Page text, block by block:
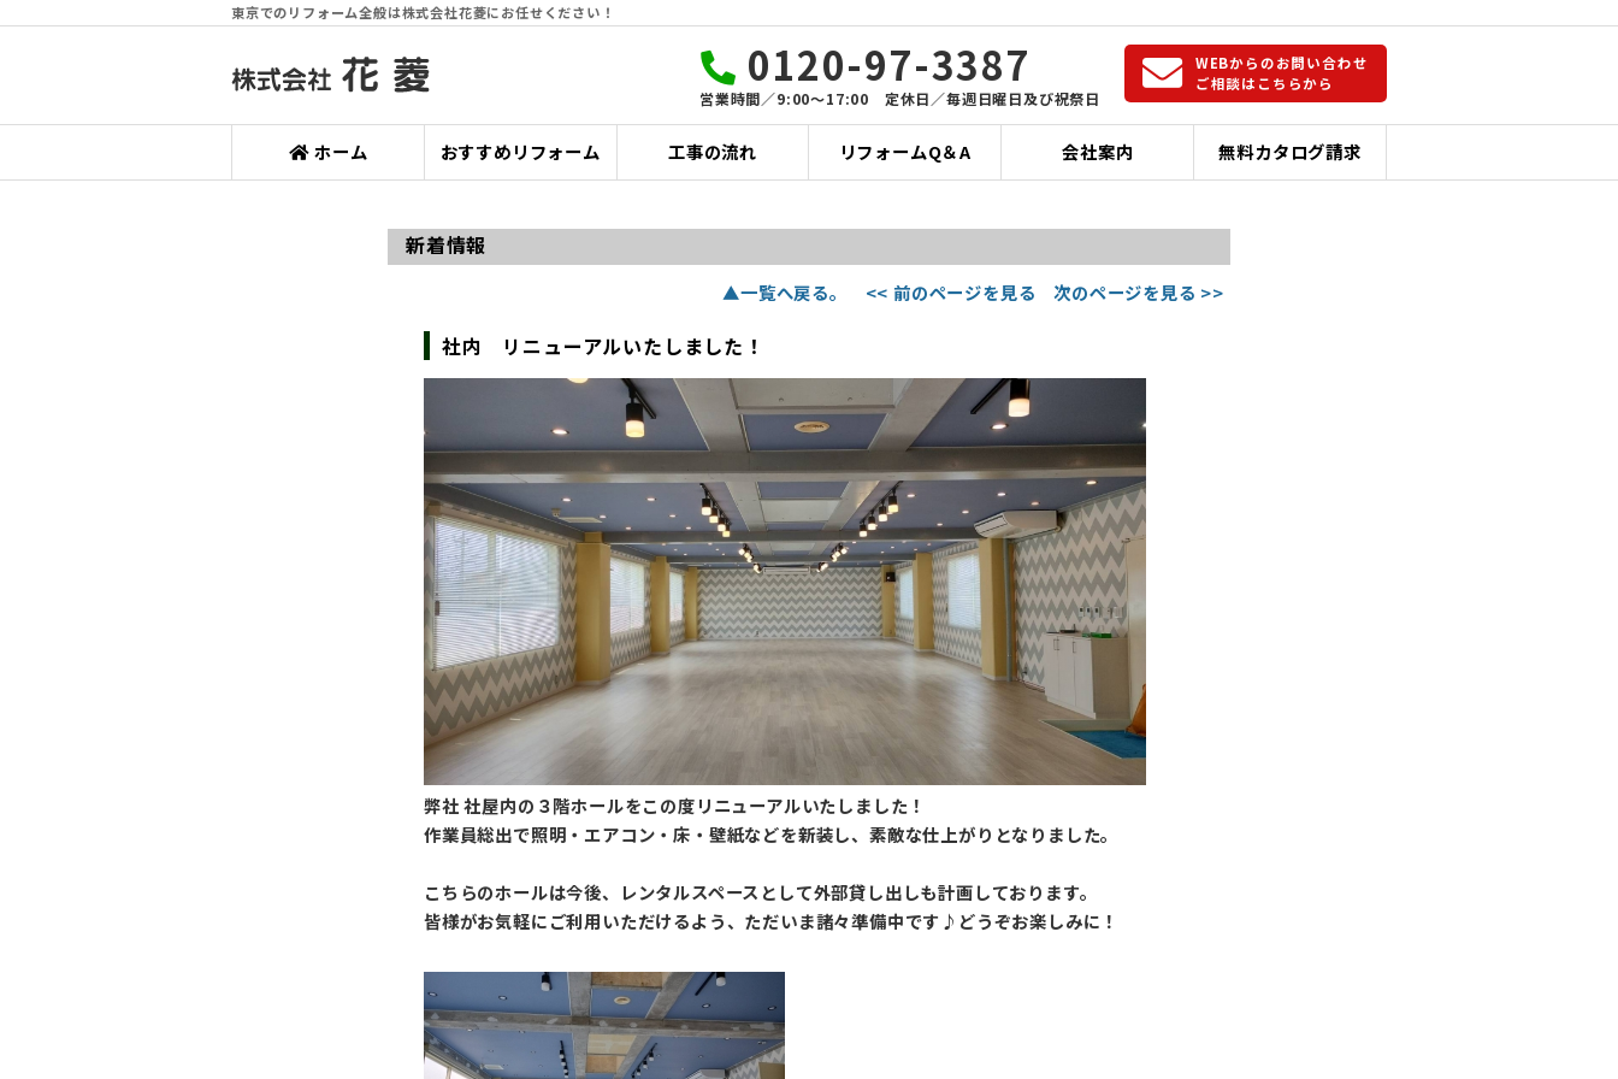
東京でのリフォーム全般は株式会社花菱にお任せください！
0120-97-3387
営業時間／9:00〜17:00 定休日／毎週日曜日及び祝祭日
WEBからのお問い合わせ
ご相談はこちらから
ホーム おすすめリフォーム 工事の流れ リフォームQ＆A 会社案内 無料カタログ請求
新着情報
▲一覧へ戻る。 << 前のページを見る 次のページを見る >>
社内 リニューアルいたしました！
弊社 社屋内の３階ホールをこの度リニューアルいたしました！
作業員総出で照明・エアコン・床・壁紙などを新装し、素敵な仕上がりとなりました。
こちらのホールは今後、レンタルスペースとして外部貸し出しも計画しております。
皆様がお気軽にご利用いただけるよう、ただいま諸々準備中です♪どうぞお楽しみに！